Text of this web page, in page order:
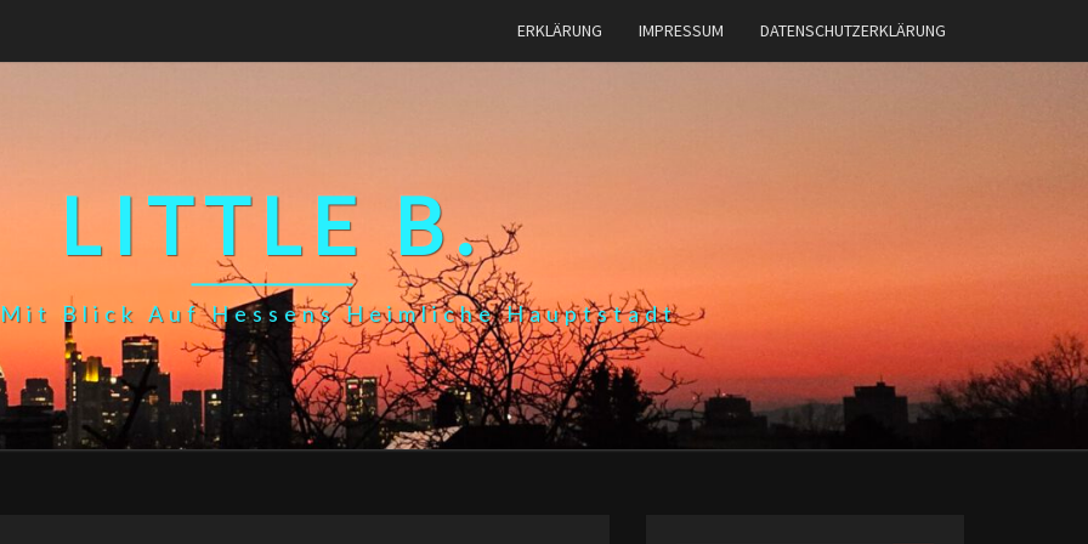
ERKLÄRUNG IMPRESSUM DATENSCHUTZERKLÄRUNG
LITTLE B.
Blick Auf Hessens Heimliche Hauptstadt